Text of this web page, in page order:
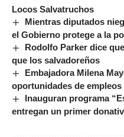
Locos Salvatruchos
Mientras diputados
el Gobierno protege a la
Rodolfo Parker dice
que los salvadoreños
Embajadora Milena
oportunidades de
Inauguran programa
entregan un primer